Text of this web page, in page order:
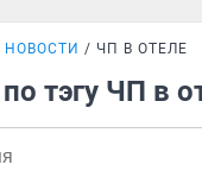
НОВОСТИ ЧП В ОТЕЛЕ
тэгу ЧП в